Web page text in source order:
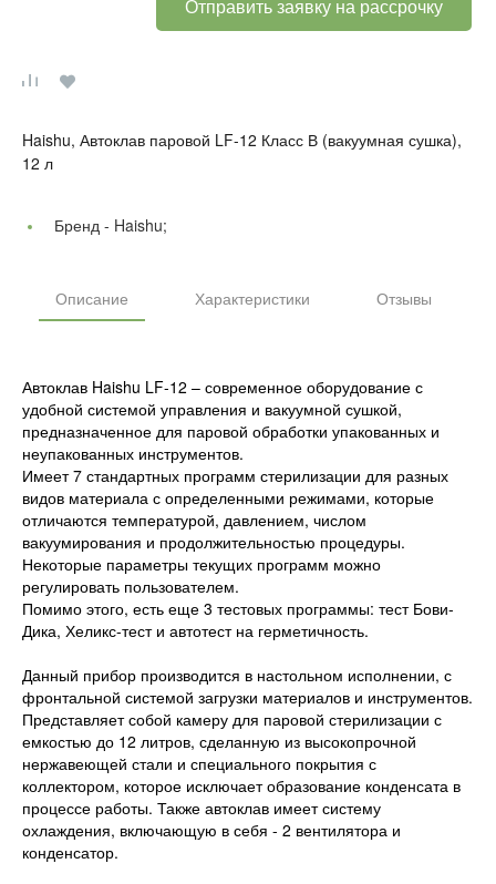
Отправить заявку на рассрочку
Haishu, Автоклав паровой LF-12 Класс В (вакуумная сушка),
12 л
Бренд - Haishu;
Описание Характеристики Отзывы
Автоклав Haishu LF-12 – современное оборудование с
удобной системой управления и вакуумной сушкой,
предназначенное для паровой обработки упакованных и
неупакованных инструментов.
Имеет 7 стандартных программ стерилизации для разных
видов материала с определенными режимами, которые
отличаются температурой, давлением, числом
вакуумирования и продолжительностью процедуры.
Некоторые параметры текущих программ можно
регулировать пользователем.
Помимо этого, есть еще 3 тестовых программы: тест Бови-
Дика, Хеликс-тест и автотест на герметичность.
Данный прибор производится в настольном исполнении, с
фронтальной системой загрузки материалов и инструментов.
Представляет собой камеру для паровой стерилизации с
емкостью до 12 литров, сделанную из высокопрочной
нержавеющей стали и специального покрытия с
коллектором, которое исключает образование конденсата в
процессе работы. Также автоклав имеет систему
охлаждения, включающую в себя - 2 вентилятора и
конденсатор.